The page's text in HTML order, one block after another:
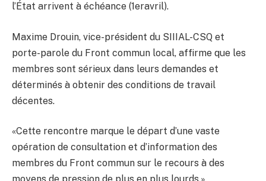
l’État arrivent à échéance (1eravril).
Maxime Drouin, vice-président du SIIIAL-CSQ et
porte-parole du Front commun local, affirme que les
membres sont sérieux dans leurs demandes et
déterminés à obtenir des conditions de travail
décentes.
«Cette rencontre marque le départ d’une vaste
opération de consultation et d’information des
membres du Front commun sur le recours à des